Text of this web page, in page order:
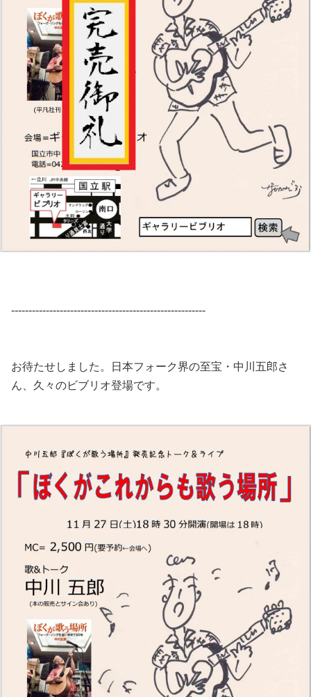
--------------------------------------------------------
お待たせしました。日本フォーク界の至宝・中川五郎さ
ん、久々のビブリオ登場です。